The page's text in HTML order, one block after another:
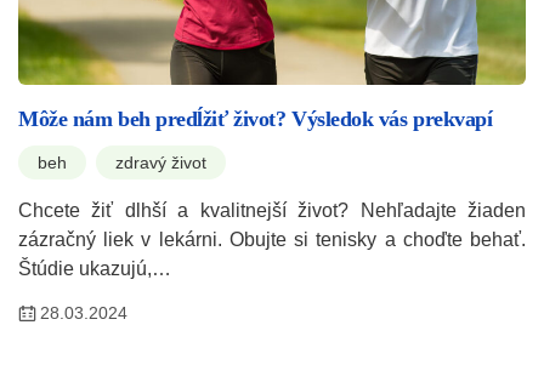
Môže nám beh predĺžiť život? Výsledok vás prekvapí
beh zdravý život
Chcete žiť dlhší a kvalitnejší život? Nehľadajte žiaden
zázračný liek v lekárni. Obujte si tenisky a choďte behať.
Štúdie ukazujú,…
28.03.2024